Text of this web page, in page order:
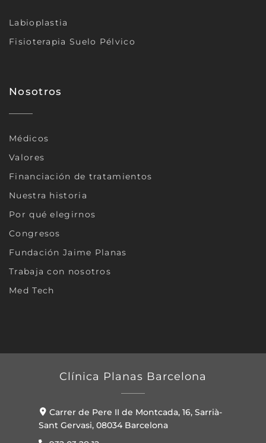
Labioplastia
Fisioterapia Suelo Pélvico
Nosotros
Médicos
Valores
Financiación de tratamientos
Nuestra historia
Por qué elegirnos
Congresos
Fundación Jaime Planas
Trabaja con nosotros
Med Tech
Clínica Planas Barcelona
Carrer de Pere II de Montcada, 16, Sarrià-
Sant Gervasi, 08034 Barcelona